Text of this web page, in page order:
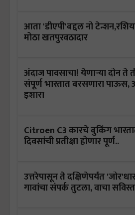
आता 'डीएपी'बद्दल नो
मोठा खतपुरवठादार
अंदाज पावसाचा! येणाऱ्या दोन ते
संपूर्ण भारतात बरसणारा
इशारा
Citroen C3 कारचे बुकिंग
दिवसांची प्रतीक्षा होणार पूर्ण..
उत्तरेपासून ते दक्षिणेपर्यंत
गावांचा संपर्क तुटला, वाचा